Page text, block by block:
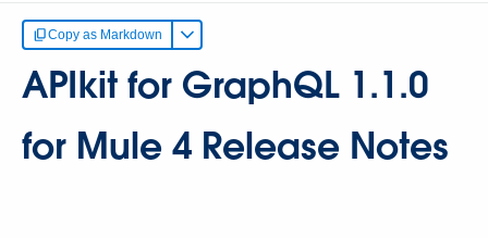
Copy as Markdown
APIkit for GraphQL 1.1.0
for Mule 4 Release Notes